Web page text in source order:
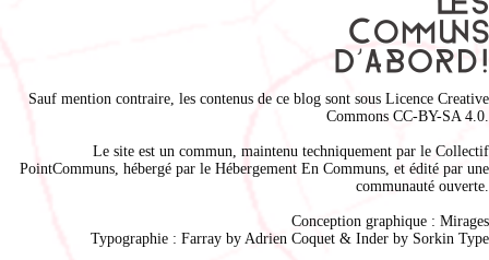
Sauf mention contraire, les contenus de ce blog sont sous Licence Creative
Commons CC-BY-SA 4.0
Le site est un commun, maintenu techniquement par le Collectif
PointCommuns , hébergé par le Hébergement En Communs , et édité par une
communauté ouverte.
Conception graphique : Mirages
Typographie : Farray by Adrien Coquet & Inder by Sorkin Type